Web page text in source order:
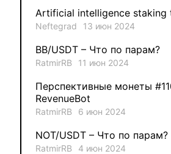
MysticalEnergyNFT 1
DecimalChain 1
Ksenia 1
Artificial intelligence staking
Neftegrad 13 июн 2024
BB/USDT – Что по парам?
RatmirRB 11 июн 2024
Перспективные монеты
RevenueBot
RatmirRB 6 июн 2024
NOT/USDT – Что по парам?
RatmirRB 4 июн 2024